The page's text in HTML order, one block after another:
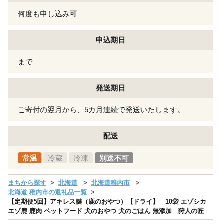
何度も申し込み可
申込期日
まで
発送期日
ご寄付の翌月から、5カ月連続で発送いたします。
配送
常温 冷蔵 冷凍 別送不可
まちから探す 北海道
北海道稚内市
北海道 稚内市の返礼品一覧
【定期便5回】アキレス腱（鹿のおやつ）【ドライ】 10袋 エゾシカ
エゾ鹿 鹿肉 ペットフード 犬のおやつ 犬のごはん 無添加 狩人の匠